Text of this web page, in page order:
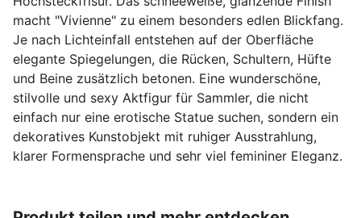
macht "Vivienne" zu einem besonders edlen Blickfang.
Je nach Lichteinfall entstehen auf der Oberfläche
elegante Spiegelungen, die Rücken, Schultern, Hüfte
und Beine zusätzlich betonen. Eine wunderschöne,
stilvolle und sexy Aktfigur für Sammler, die nicht
einfach nur eine erotische Statue suchen, sondern ein
dekoratives Kunstobjekt mit ruhiger Ausstrahlung,
klarer Formensprache und sehr viel femininer Eleganz.